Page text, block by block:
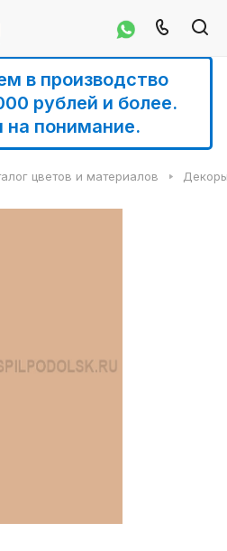
в производство
рублей и более.
понимание.
цветов и материалов